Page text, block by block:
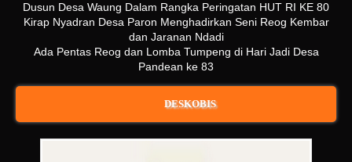
Dusun Desa Waung Dalam Rangka Peringatan HUT RI KE 80
Kirap Nyadran Desa Paron Menghadirkan Seni Reog Kembar
dan Jaranan Ndadi
Ada Pentas Reog dan Lomba Tumpeng di Hari Jadi Desa
Pandean ke 83
DESKOBIS